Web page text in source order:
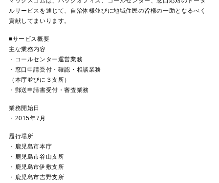
ルサービスを通じて、自治体様並びに地域住民の皆様の一助となるべく
貢献してまいります。
■サービス概要
主な業務内容
・コールセンター運営業務
・窓口申請受付・確認・相談業務
（本庁並びに３支所）
・郵送申請書受付・審査業務
業務開始日
・2015年7月
履行場所
・鹿児島市本庁
・鹿児島市谷山支所
・鹿児島市伊敷支所
・鹿児島市吉野支所